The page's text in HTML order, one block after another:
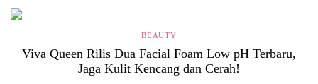
BEAUTY
Viva Queen Rilis Dua Facial Foam Low pH Terbaru,
Jaga Kulit Kencang dan Cerah!